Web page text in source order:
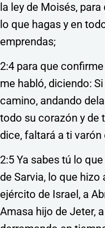
la ley de Moisés,
lo que hagas y en
emprendas;
2:4 para que
me habló, diciendo:
camino, andando
todo su corazón y de
dice, faltará a ti
2:5 Ya sabes tú lo
de Sarvia, lo que hizo
ejército de Israel, a
Amasa hijo de Jeter,